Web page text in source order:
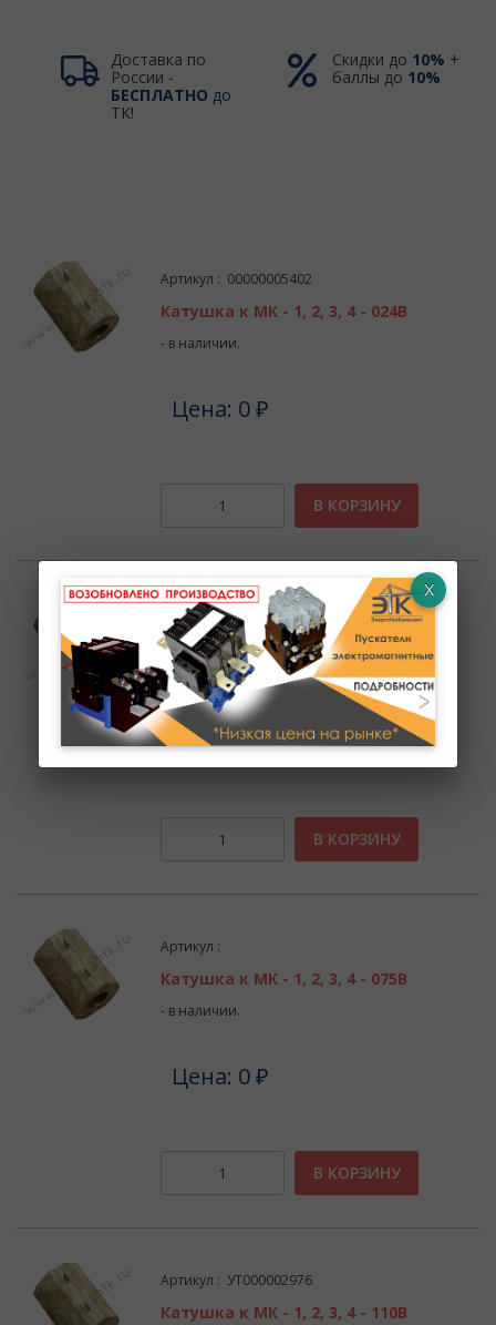
Доставка по
России -
БЕСПЛАТНО до
ТК!
Скидки до 10% +
баллы до 10%
Артикул : 00000005402
Катушка к МК - 1, 2, 3, 4 - 024В
- в наличии.
Цена: 0 ₽
В КОРЗИНУ
Артикул :
Катушка к МК - 1, 2, 3, 4 - 048В
- в наличии.
Цена: 0 ₽
В КОРЗИНУ
Артикул :
Катушка к МК - 1, 2, 3, 4 - 075В
- в наличии.
Цена: 0 ₽
В КОРЗИНУ
Артикул : УТ000002976
Катушка к МК - 1, 2, 3, 4 - 110В